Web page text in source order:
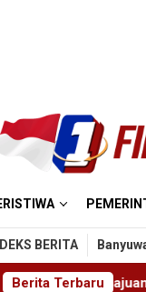
BERITA
Berita TerbaruDisambut